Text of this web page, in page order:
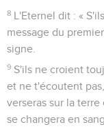
8 L'Eternel dit : «
message du
signe.
9 S'ils ne croient
et ne t'écoutent
verseras sur la
se changera en